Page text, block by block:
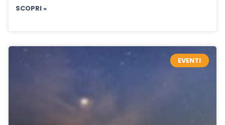
SCOPRI »
EVENTI